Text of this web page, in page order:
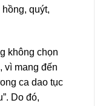
quýt,
không chọn
vì mang đến
ca dao tục
Do đó,